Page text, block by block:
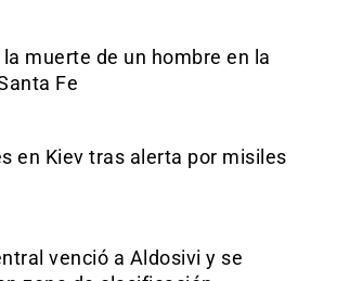
muerte de un hombre en la
Fe
en Kiev tras alerta por misiles
venció a Aldosivi y se